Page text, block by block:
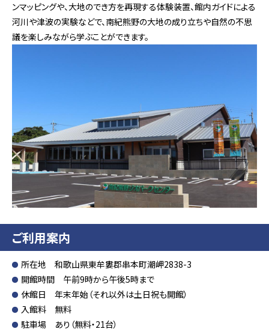
ンマッピングや、大地のでき方を再現する体験装置、館内ガイドによる
河川や津波の実験などで、南紀熊野の大地の成り立ちや自然の不思
議を楽しみながら学ぶことができます。
ご利用案内
所在地 和歌山県東牟婁郡串本町潮岬2838-3
開館時間 午前9時から午後5時まで
休館日 年末年始（それ以外は土日祝も開館）
入館料 無料
駐車場 あり（無料・21台）